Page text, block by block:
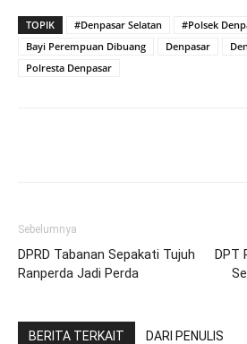
TOPIK #Denpasar Selatan #Polsek
Bayi Perempuan Dibuang
Denpasar
Polresta Denpasar
Sebelumnya
DPRD Tabanan Sepakati Tujuh
Ranperda Jadi Perda
DPT
BERITA TERKAIT DARI PENULIS